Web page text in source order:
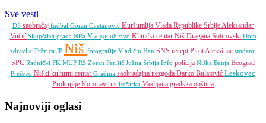
Sve vesti
DS saobraćaj fudbal Goran Cvetanović Kuršumlija Vlada Republike SrbijeAleksandar
Vučić Skupština grada Niša Vranje ubistvo Klinički centar Niš Dragana Sotirovski Dom
zdravlja Tržnica JP Niš fotografije Vladičin Han SNS receptPirotAleksinac studenti
SPC Radnički FK MUP RS Zoran Perišić Južna Srbija Info policija Niška Banja Beograd
Preševo Niški kulturni centar Gradina saobraćajna nezgoda Darko Bulatović Leskovac
Prokuplje Koronavirus košarka Medijana gradska opština
Najnoviji oglasi